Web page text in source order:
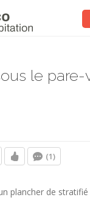
le pare-
(1)
plancher de